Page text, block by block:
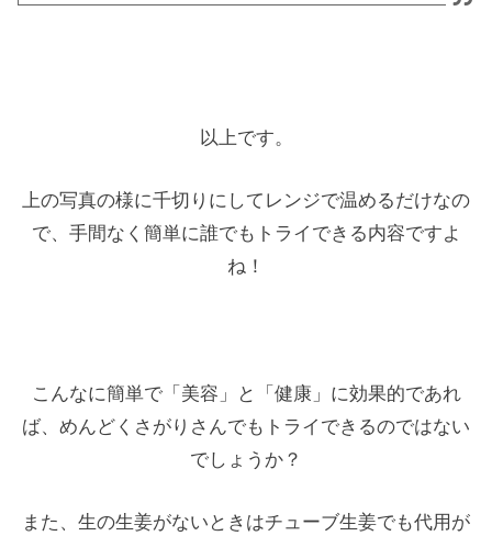
以上です。
上の写真の様に千切りにしてレンジで温めるだけなの
で、手間なく簡単に誰でもトライできる内容ですよ
ね！
こんなに簡単で「美容」と「健康」に効果的であれ
ば、めんどくさがりさんでもトライできるのではない
でしょうか？
また、生の生姜がないときはチューブ生姜でも代用が